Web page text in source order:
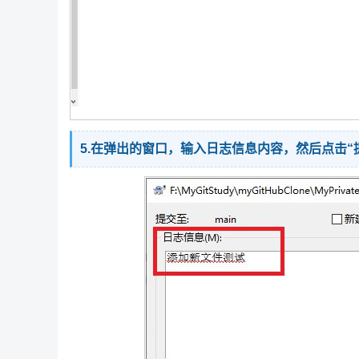
5.在弹出的窗口，输入日志信息内容，然后点击“